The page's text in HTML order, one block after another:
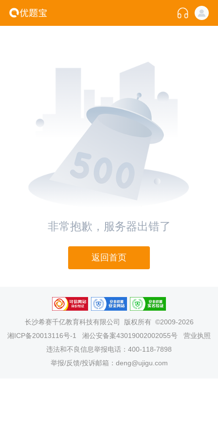
非常抱歉，服务器出错了
返回首页
长沙希赛千亿教育科技有限公司
版权所有 ©2009-2026
湘ICP备20013116号-1
湘公安备案43019002002055号
营业执照
违法和不良信息举报电话：400-118-7898
举报/反馈/投诉邮箱：deng@ujigu.com